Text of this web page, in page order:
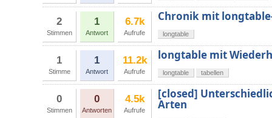
2
Stimmen
1
Antwort
6.7k
Aufrufe
Chronik mit
longtable
1
Stimme
1
Antwort
11.2k
Aufrufe
longtable mit
longtable tabellen
0
Stimmen
0
Antworten
4.5k
Aufrufe
[closed]
Arten